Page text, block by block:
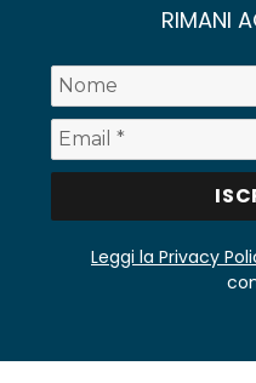
RIMANI
Leggi la Privacy